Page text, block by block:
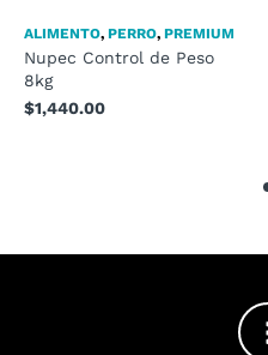
ALIMENTO, PERRO, PREMIUM
Nupec Control de Peso
8kg
$1,440.00